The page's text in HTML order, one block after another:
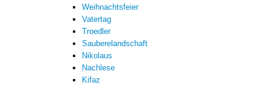
Weihnachtsfeier
Vatertag
Troedler
Sauberelandschaft
Nikolaus
Nachlese
Kifaz